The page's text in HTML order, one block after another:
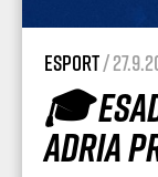
esport/
🎓
Adria